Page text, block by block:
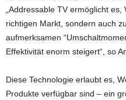
„Addressable TV ermöglicht
richtigen Markt, sondern auch
aufmerksamen
Effektivität enorm steigert“, so
Diese Technologie erlaubt es,
Produkte verfügbar sind – ein